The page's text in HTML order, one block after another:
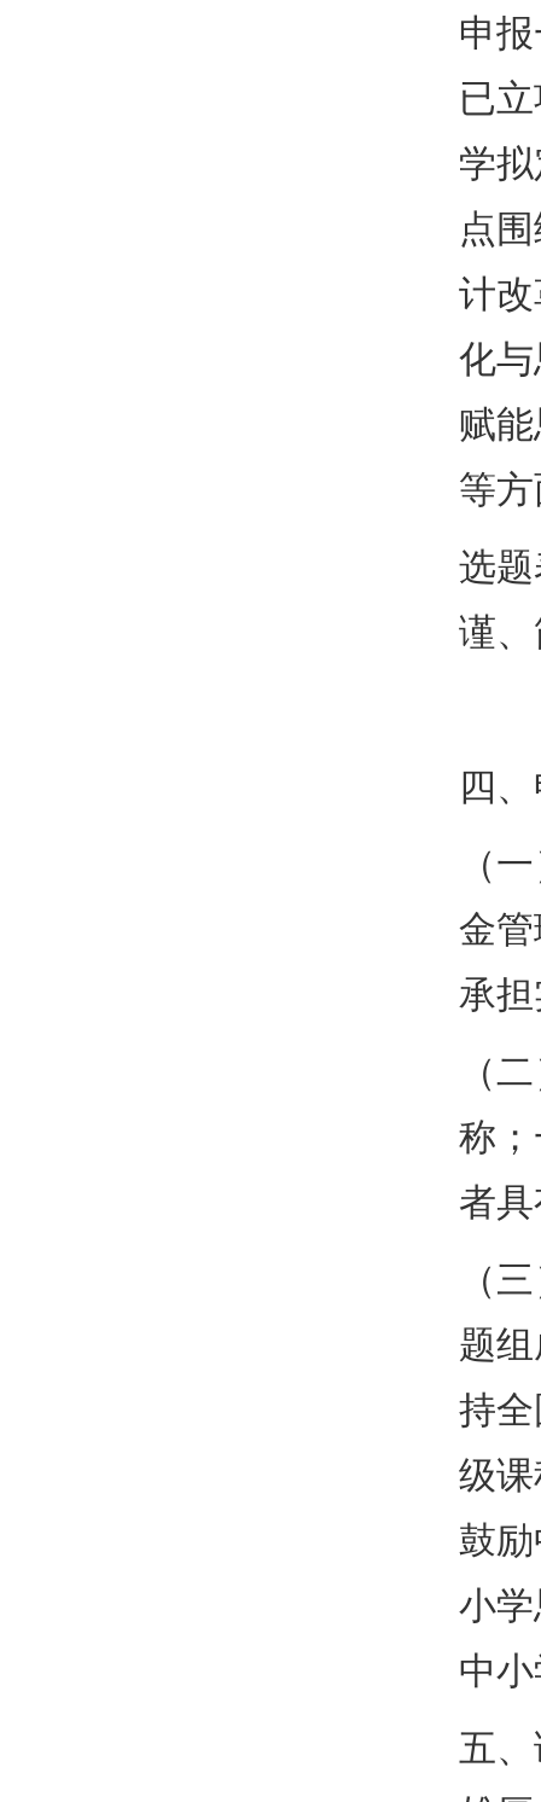
申
已
学
点
计
化
赋
等
选
谨
四
（
金
承
（
称
者
（
题
持
级
鼓
小
中
五